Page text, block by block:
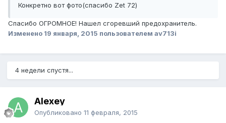
Конкретно вот фото(спасибо Zet 72)
Спасибо ОГРОМНОЕ! Нашел сгоревший предохранитель.
Изменено 19 января, 2015 пользователем av713i
4 недели спустя...
Alexey
Опубликовано 11 февраля, 2015